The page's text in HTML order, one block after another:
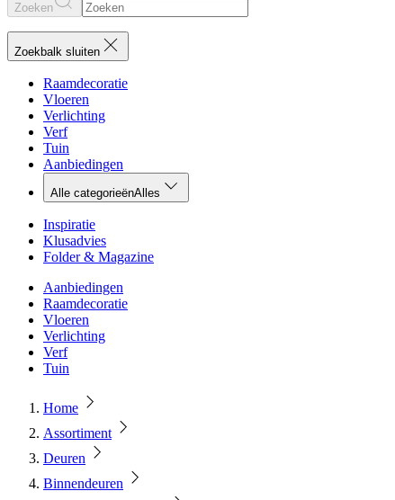
Zoeken
Zoekbalk sluiten
Raamdecoratie
Vloeren
Verlichting
Verf
Tuin
Aanbiedingen
Alle categorieënAlles
Inspiratie
Klusadvies
Folder & Magazine
Aanbiedingen
Raamdecoratie
Vloeren
Verlichting
Verf
Tuin
Home
Assortiment
Deuren
Binnendeuren